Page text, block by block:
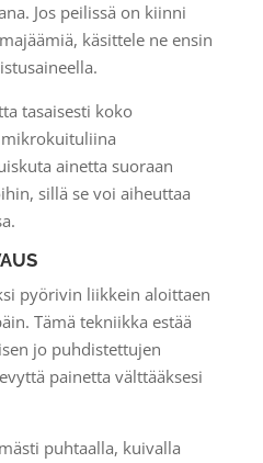
Jos peilissä on kiinni
käsittele ne ensin
tasaisesti koko
ainetta suoraan
sillä se voi aiheuttaa
pyörivin liikkein aloittaen
Tämä tekniikka estää
jo puhdistettujen
painetta välttääksesi
puhtaalla, kuivalla